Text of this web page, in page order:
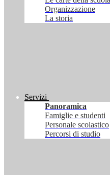
Organizzazione
La storia
Servizi
Panoramica
Famiglie e studenti
Personale scolastico
Percorsi di studio